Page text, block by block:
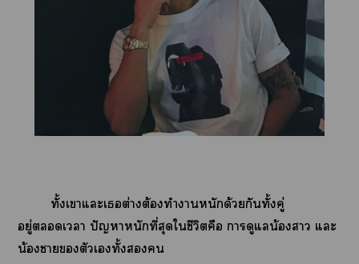
ทั้งเาแะเต่างต้องทำาหนักด้วยกันทั้งคู่
อยู่เา ปัญหาหนักที่สุดใชีวิตคือ าดูแลน้องา แะ
น้องาตัวเทั้ง